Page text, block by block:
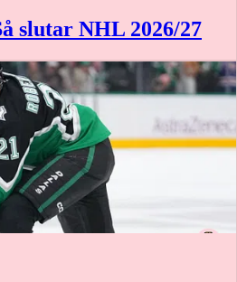
slutar NHL 2026/27